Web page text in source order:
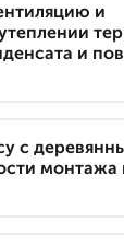
и
и
с
монтажа